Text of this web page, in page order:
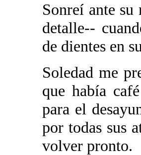
Sonreí ante
detalle--
de dientes en
Soledad me
que había
para el
por todas sus
volver pronto.